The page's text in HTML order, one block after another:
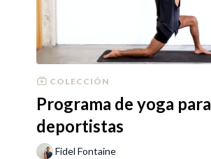
COLECCIÓN
Programa de yoga para
deportistas
Fidel Fontaine